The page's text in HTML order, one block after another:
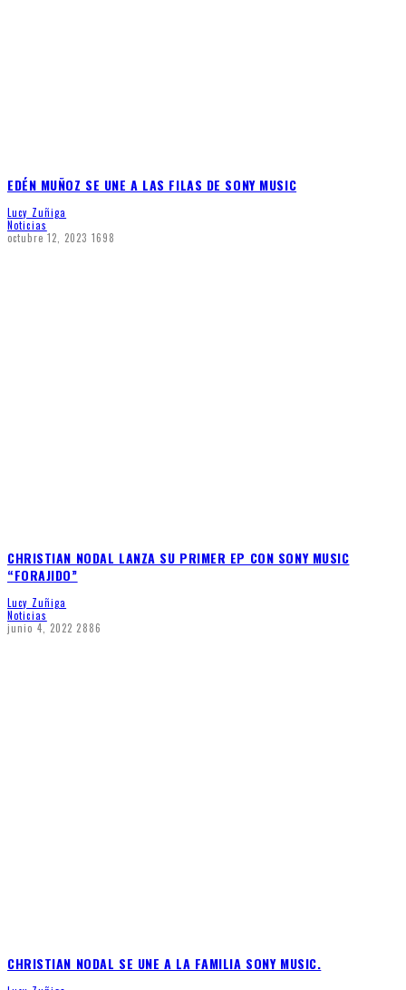
EDÉN MUÑOZ SE UNE A LAS FILAS DE SONY MUSIC
Lucy Zuñiga
Noticias
octubre 12, 2023 1698
CHRISTIAN NODAL LANZA SU PRIMER EP CON SONY MUSIC
“FORAJIDO”
Lucy Zuñiga
Noticias
junio 4, 2022 2886
CHRISTIAN NODAL SE UNE A LA FAMILIA SONY MUSIC.